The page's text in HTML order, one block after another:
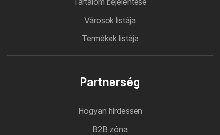
Tartalom bejelentése
Városok listája
Termékek listája
Partnerség
Hogyan hirdessen
B2B zóna